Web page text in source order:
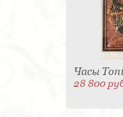
Часы
28 800